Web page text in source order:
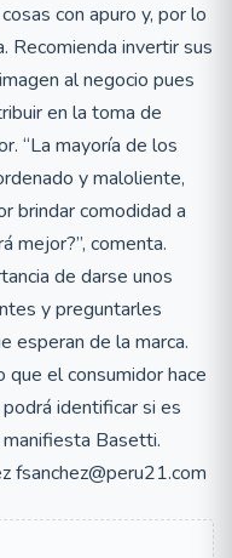
con apuro y, por lo
Recomienda invertir sus
al negocio pues
en la toma de
“La mayoría de los
y maloliente,
brindar comodidad a
mejor?”, comenta.
de darse unos
y preguntarles
esperan de la marca.
el consumidor hace
identificar si es
manifiesta Basetti.
fsanchez@peru21.com